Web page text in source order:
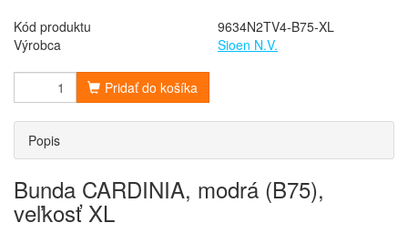
Kód produktu
9634N2TV4-B75-XL
Výrobca
Sioen N.V.
Pridať do košíka
Popis
Bunda CARDINIA, modrá (B75),
veľkosť XL